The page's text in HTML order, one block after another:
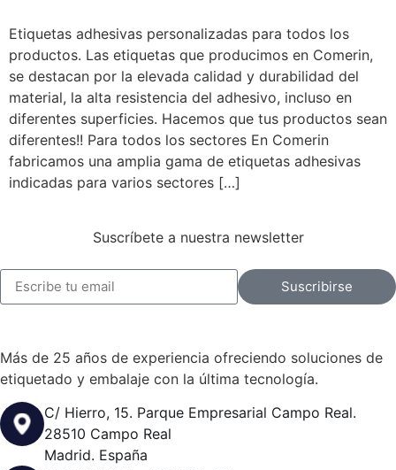
Etiquetas adhesivas personalizadas para todos los
productos. Las etiquetas que producimos en Comerin,
se destacan por la elevada calidad y durabilidad del
material, la alta resistencia del adhesivo, incluso en
diferentes superficies. Hacemos que tus productos sean
diferentes!! Para todos los sectores En Comerin
fabricamos una amplia gama de etiquetas adhesivas
indicadas para varios sectores […]
Suscríbete a nuestra newsletter
Suscribirse
Más de 25 años de experiencia ofreciendo soluciones de
etiquetado y embalaje con la última tecnología.
C/ Hierro, 15. Parque Empresarial Campo Real.
28510 Campo Real
Madrid. España